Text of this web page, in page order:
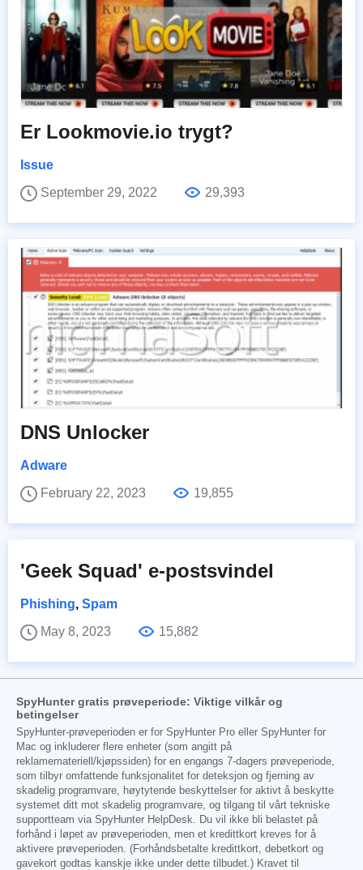
Er Lookmovie.io trygt?
Issue
September 29, 2022
29,393
DNS Unlocker
Adware
February 22, 2023
19,855
'Geek Squad' e-postsvindel
Phishing, Spam
May 8, 2023
15,882
SpyHunter gratis prøveperiode: Viktige vilkår og
betingelser
SpyHunter-prøveperioden er for SpyHunter Pro eller SpyHunter for
Mac og inkluderer flere enheter (som angitt på
reklamemateriell/kjøpssiden) for en engangs 7-dagers prøveperiode,
som tilbyr omfattende funksjonalitet for deteksjon og fjerning av
skadelig programvare, høytytende beskyttelser for aktivt å beskytte
systemet ditt mot skadelig programvare, og tilgang til vårt tekniske
supportteam via SpyHunter HelpDesk. Du vil ikke bli belastet på
forhånd i løpet av prøveperioden, men et kredittkort kreves for å
aktivere prøveperioden. (Forhåndsbetalte kredittkort, debetkort og
gavekort godtas kanskje ikke under dette tilbudet.) Kravet til